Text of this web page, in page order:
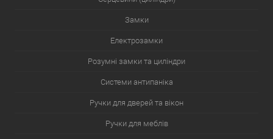
Замки
Електрозамки
Розумні замки та циліндри
Системи антипаніка
Ручки для дверей та вікон
Ручки для меблів